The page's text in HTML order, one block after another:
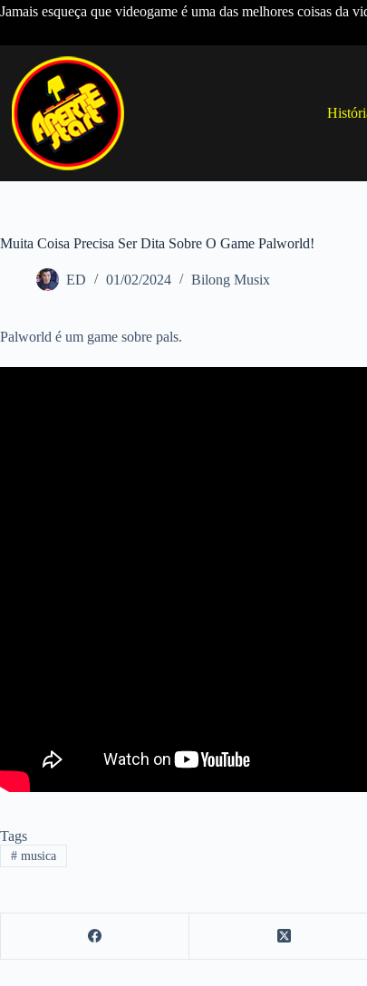
Pular
conteúdo
Jamais esqueça que videogame é uma das melhores coisas da
Muita Coisa Precisa Ser Dita Sobre O Game Palworld!
ED 01/02/2024 Bilong Musix
Palworld é um game sobre pals.
Tags
#musica